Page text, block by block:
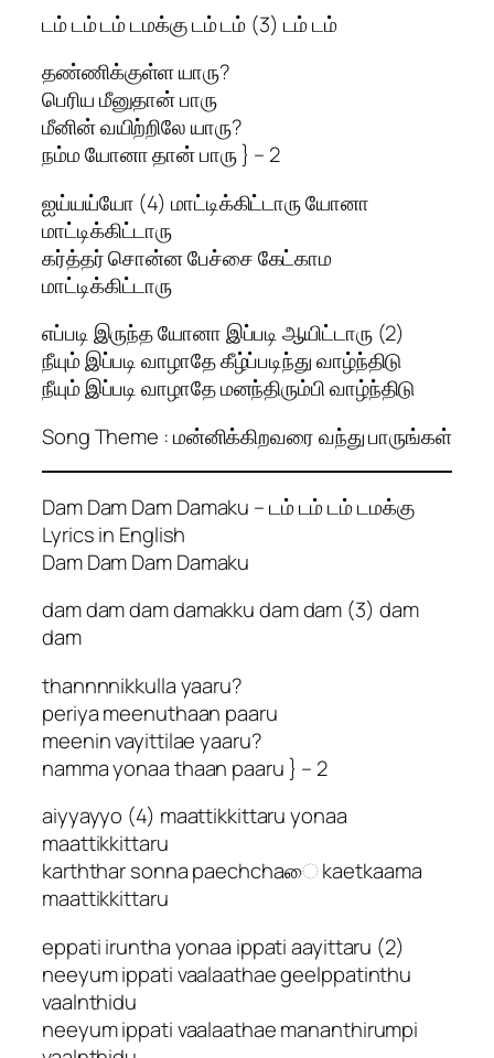
டம் டம் டம் டமக்கு டம் டம் (3) டம் டம்
தண்ணிக்குள்ள யாரு?
பெரிய மீனுதான் பாரு
மீனின் வயிற்றிலே யாரு?
நம்ம யோனா தான் பாரு } – 2
ஐய்யய்யோ (4) மாட்டிக்கிட்டாரு யோனா
மாட்டிக்கிட்டாரு
கர்த்தர் சொன்ன பேச்சை கேட்காம
மாட்டிக்கிட்டாரு
எப்படி இருந்த யோனா இப்படி ஆயிட்டாரு (2)
நீயும் இப்படி வாழாதே கீழ்ப்படிந்து வாழ்ந்திடு
நீயும் இப்படி வாழாதே மனந்திரும்பி வாழ்ந்திடு
Song Theme : மன்னிக்கிறவரை வந்து பாருங்கள்
Dam Dam Dam Damaku – டம் டம் டம் டமக்கு
Lyrics in English
Dam Dam Dam Damaku
dam dam dam damakku dam dam (3) dam
dam
thannnnikkulla yaaru?
periya meenuthaan paaru
meenin vayittilae yaaru?
namma yonaa thaan paaru } – 2
aiyyayyo (4) maattikkittaru yonaa
maattikkittaru
karththar sonna paechchaை kaetkaama
maattikkittaru
eppati iruntha yonaa ippati aayittaru (2)
neeyum ippati vaalaathae geelppatinthu
vaalnthidu
neeyum ippati vaalaathae mananthirumpi